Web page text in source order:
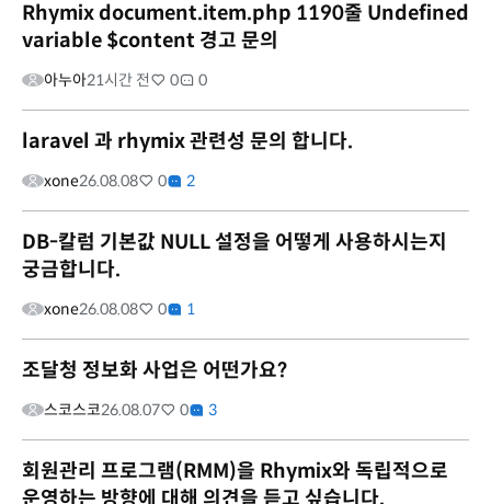
Rhymix document.item.php 1190줄 Undefined
variable $content 경고 문의
아누아21시간 전 0 0
laravel 과 rhymix 관련성 문의 합니다.
xone26.08.08 0 2
DB-칼럼 기본값 NULL 설정을 어떻게 사용하시는지
궁금합니다.
xone26.08.08 0 1
조달청 정보화 사업은 어떤가요?
스코스코26.08.07 0 3
회원관리 프로그램(RMM)을 Rhymix와 독립적으로
운영하는 방향에 대해 의견을 듣고 싶습니다.